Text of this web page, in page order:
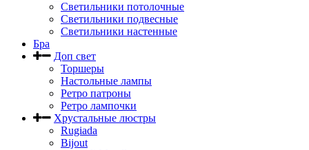
Светильники потолочные
Светильники подвесные
Светильники настенные
Бра
Доп свет
Торшеры
Настольные лампы
Ретро патроны
Ретро лампочки
Хрустальные люстры
Rugiada
Bijout